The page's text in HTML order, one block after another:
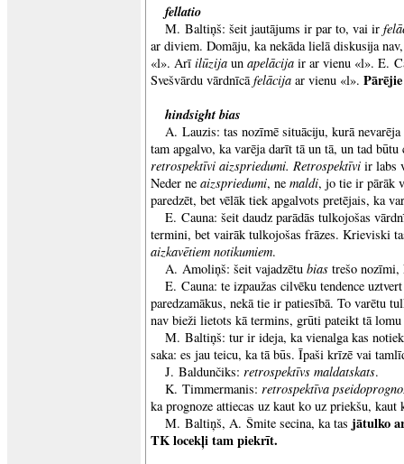
fellatio
M. Baltiņš: šeit jautājums ir par to, vai ir
ar diviem. Domāju, ka nekāda lielā diskusija
«l». Arīilūzija un apelācija ir ar vienu «l». E.
Svešvārdu vārdnīcāfelācija ar vienu «l».
hindsight bias
A. Lauzis: tas nozīmē situāciju, kurā nevarēja
tam apgalvo, ka varēja darīt tā un tā, un tad
retrospektīvi aizspriedumi. Retrospektīvi ir labs
Neder ne aizspriedumi, ne maldi, jo tie ir pārāk
paredzēt, bet vēlāk tiek apgalvots pretējais, ka
E. Cauna: šeit daudz parādās tulkojošas
termini, bet vairāk tulkojošas frāzes. Krieviski
aizkavētiem notikumiem.
A. Amoliņš: šeit vajadzētu bias trešo nozīmi,
E. Cauna: te izpaužas cilvēku tendence
paredzamākus, nekā tie ir patiesībā. To varētu
nav bieži lietots kā termins, grūti pateikt tā
M. Baltiņš: tur ir ideja, ka vienalga kas
saka: es jau teicu, ka tā būs. Īpaši krīzē vai
J. Baldunčiks: retrospektīvs maldatskats.
K. Timmermanis: retrospektīva
ka prognoze attiecas uz kaut ko uz priekšu, kaut
M. Baltiņš, A. Šmite secina, ka tas jātulko
TK locekļi tam piekrīt.